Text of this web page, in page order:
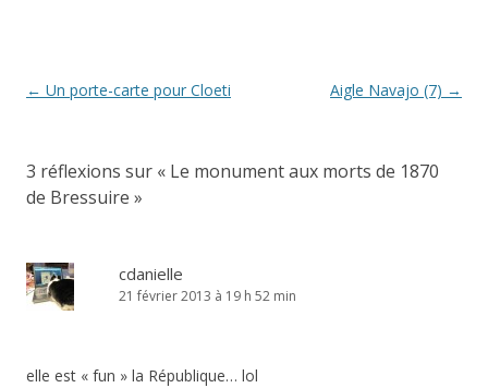
Navigation
← Un porte-carte pour Cloeti Aigle Navajo (7) →
3 réflexions sur « Le monument aux morts de 1870
de Bressuire »
cdanielle
21 février 2013 à 19 h 52 min
elle est « fun » la République… lol